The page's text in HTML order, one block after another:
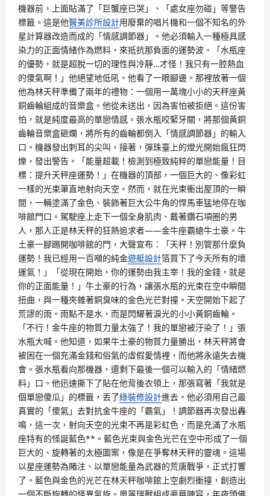
機器前，上面貼滿了「巨蟹座已哭」、「處女座勿碰」等警告
標籤。這是他醫美診所設計用廢棄的唱片機和一個不知名的外
星計算器改造而成的「情感調節器」。他必須輸入一種極具感
染力的正面情緒作為燃料，來抵抗那負面的運勢波。「水瓶座
的優勢，就是超脫一切的理性與冷靜…才怪！我只有一腔熱血
的傻氣啊！」他絕望地低吼。他看了一眼腳邊。那裡放著一個
他為林天秤準備了兩年的禮物：一個用一萬塊小小的天秤座黃
銅齒輪組成的音樂盒。他從未送出，因為害怕被拒絕。這份害
怕，就是純度最高的單戀情感。張水瓶咬緊牙關，將那個黃銅
齒輪音樂盒砸爛，將所有的齒輪都倒入「情感調節器」的輸入
口。機器發出刺耳的尖叫，接著，彈珠臺上的燈光開始瘋狂閃
爍，發出警告。「能量超載！檢測到極致純粹的單戀能量！目
標：提升天秤座運勢！」在機器的頂部，一個巨大的、像彩虹
一樣的光束筆直地射向天空。然而，就在光束衝出屋頂的一瞬
間，一輛塗滿了金色、裝飾著巨大公牛角的悍馬車猛地停在咖
啡館門口。駕駛座上走下一個全身肌肉、戴著鑽石項圈的男
人，那人正是林天秤的狂熱追求者——金牛座霸總牛土豪。牛
土豪一腳踢開咖啡館的門，大聲宣布：「天秤！別管那什麼負
運勢！我已經用一百噸的純金遊艇設計箔買下了今天所有的壞
運氣！」「從現在開始，你的運勢由我主宰！我的金錢，就是
你的正面能量！」牛土豪的行為，讓張水瓶的光束在空中瞬間
扭曲，與一種夾雜著銅臭味的金色光芒對撞。天空開始下起了
荒謬的雨。雨點不是水，而是閃耀著淚光的小小黃銅齒輪。
「不行！金牛座的物質力量太強了！我的單戀被汙染了！」張
水瓶大喊。他知道，如果牛土豪的物質力量勝出，林天秤將會
被困在一個充滿金錢和俗氣的虛假愛情裡，而他將永遠失去機
會。張水瓶看向那機器，還剩下最後一個可以輸入的「情緒燃
料」口。他迅速撕下了貼在他背後衣領上，那張寫著「我就是
個單戀傻瓜」的標籤，丟了綠裝修設計進去。他必須用自己最
真實的「傻氣」去對抗金牛座的「霸氣」！調節器再次發出轟
鳴，這一次，射向天空的光束不再是彩虹色，而是充滿了水瓶
座特有的怪誕藍色**。藍色光束與金色光芒在空中形成了一個
巨大的、旋轉著的太極圖案，像是在爭奪林天秤的靈魂。這場
以星座運勢為賭注、以單戀能量為武器的荒唐戰爭，正式打響
了。藍色與金色的光芒在林天秤咖啡館上空劇烈衝撞，創造出